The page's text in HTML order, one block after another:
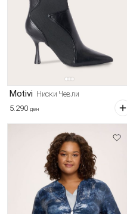
Motivi Ниски Чевли
5.290 ден